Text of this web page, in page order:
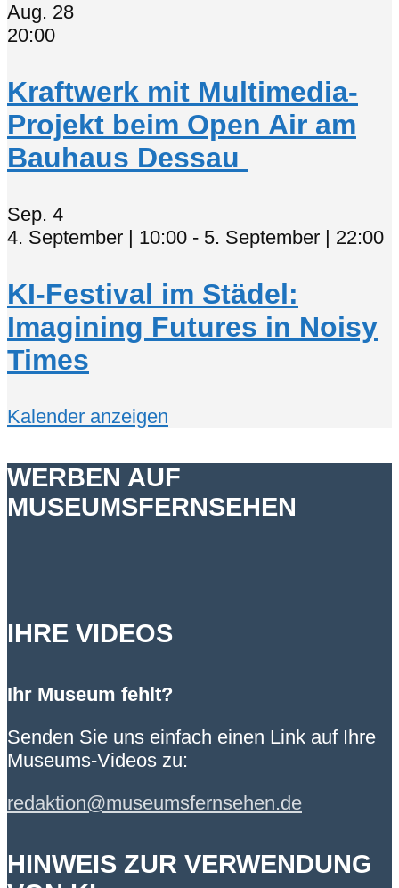
Aug. 28
20:00
Kraftwerk mit Multimedia-
Projekt beim Open Air am
Bauhaus Dessau
Sep. 4
4. September | 10:00 - 5. September | 22:00
KI-Festival im Städel:
Imagining Futures in Noisy
Times
Kalender anzeigen
WERBEN AUF
MUSEUMSFERNSEHEN
IHRE VIDEOS
Ihr Museum fehlt?
Senden Sie uns einfach einen Link auf Ihre
Museums-Videos zu:
redaktion@museumsfernsehen.de
HINWEIS ZUR VERWENDUNG